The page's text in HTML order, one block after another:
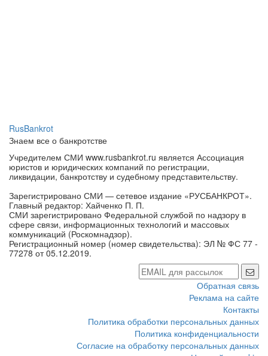
RusBankrot
Знаем все о банкротстве
Учредителем СМИ www.rusbankrot.ru является Ассоциация
юристов и юридических компаний по регистрации,
ликвидации, банкротству и судебному представительству.
Зарегистрировано СМИ — сетевое издание «РУСБАНКРОТ».
Главный редактор: Хайченко П. П.
СМИ зарегистрировано Федеральной службой по надзору в
сфере связи, информационных технологий и массовых
коммуникаций (Роскомнадзор).
Регистрационный номер (номер свидетельства): ЭЛ № ФС 77 -
77278 от 05.12.2019.
Обратная связь
Реклама на сайте
Контакты
Политика обработки персональных данных
Политика конфиденциальности
Согласие на обработку персональных данных